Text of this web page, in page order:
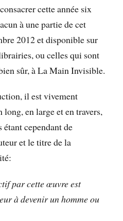
cette année six
à une partie de cet
2012 et disponible sur
ou celles qui sont
sûr, à La Main Invisible.
il est vivement
en large et en travers,
cependant de
et le titre de la
par cette œuvre est
à devenir un homme ou